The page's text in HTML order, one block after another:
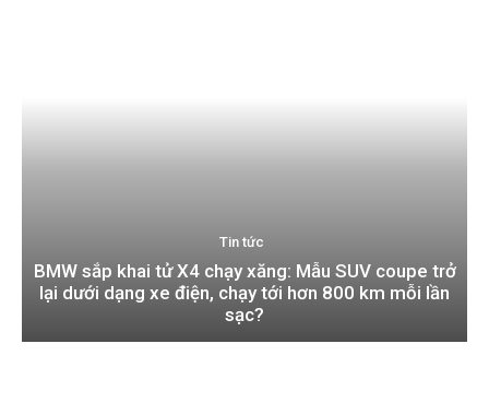
Tin tức
BMW sắp khai tử X4 chạy xăng: Mẫu SUV coupe trở
lại dưới dạng xe điện, chạy tới hơn 800 km mỗi lần
sạc?